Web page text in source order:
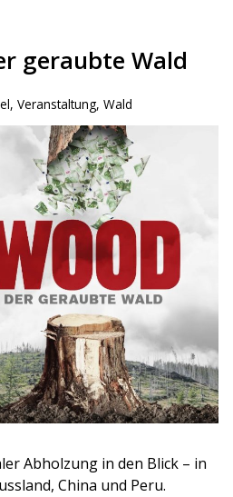
geraubte Wald
, Veranstaltung, Wald
Abholzung in den Blick – in
China und Peru.